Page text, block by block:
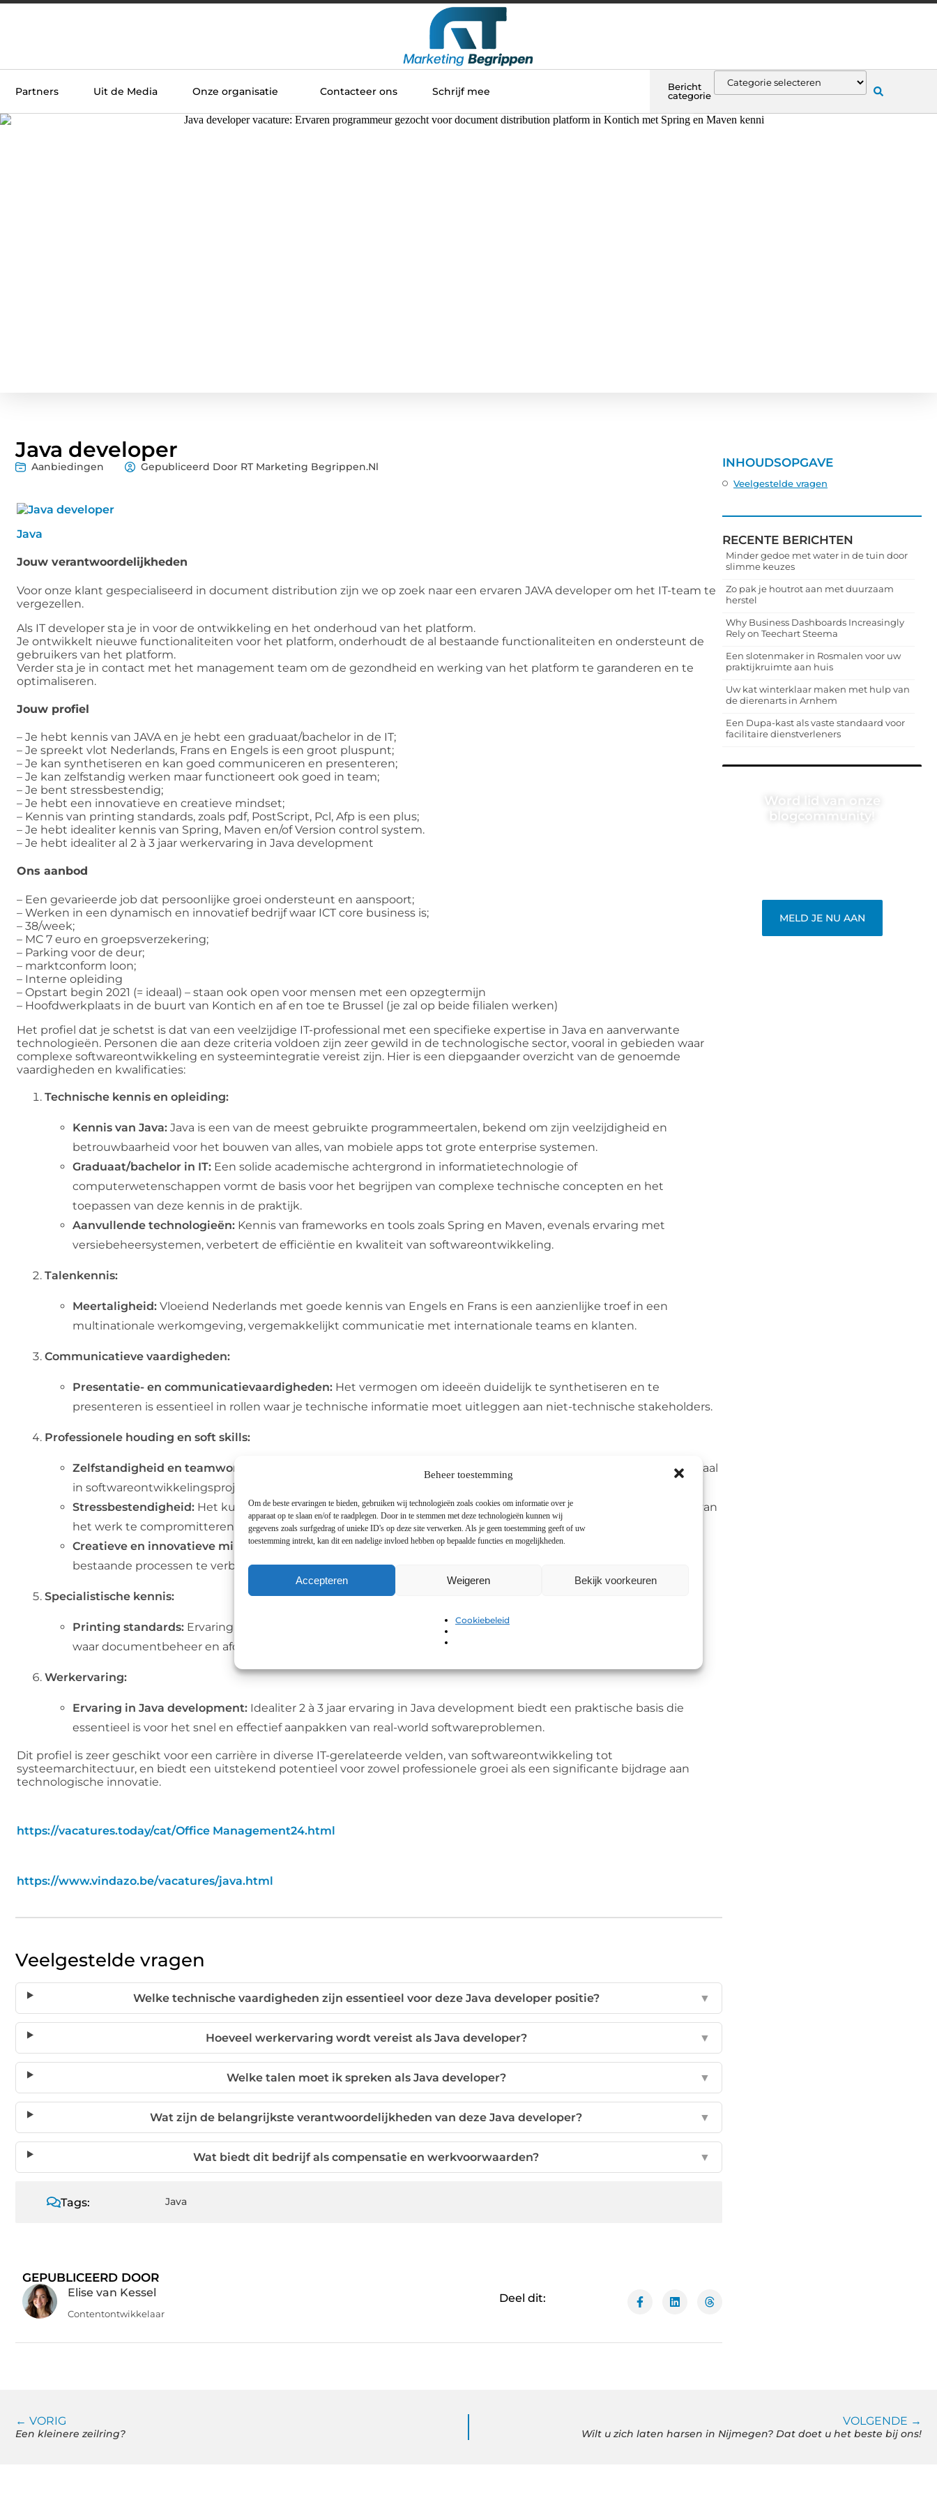
Beheer toestemming
Om de beste ervaringen te bieden, gebruiken wij technologieën zoals cookies om informatie over je
apparaat op te slaan en/of te raadplegen. Door in te stemmen met deze technologieën kunnen wij
gegevens zoals surfgedrag of unieke ID's op deze site verwerken. Als je geen toestemming geeft of uw
toestemming intrekt, kan dit een nadelige invloed hebben op bepaalde functies en mogelijkheden.
Accepteren Weigeren Bekijk voorkeuren
Cookiebeleid
Partners Uit de Media Onze organisatie Contacteer ons Schrijf mee
Bericht
categorie
Java developer
Aanbiedingen Gepubliceerd Door RT Marketing Begrippen.nl
Java
Jouw verantwoordelijkheden
Voor onze klant gespecialiseerd in document distribution zijn we op zoek naar een ervaren JAVA developer om het IT-team te
vergezellen.
Als IT developer sta je in voor de ontwikkeling en het onderhoud van het platform.
Je ontwikkelt nieuwe functionaliteiten voor het platform, onderhoudt de al bestaande functionaliteiten en ondersteunt de
gebruikers van het platform.
Verder sta je in contact met het management team om de gezondheid en werking van het platform te garanderen en te
optimaliseren.
Jouw profiel
– Je hebt kennis van JAVA en je hebt een graduaat/bachelor in de IT;
– Je spreekt vlot Nederlands, Frans en Engels is een groot pluspunt;
– Je kan synthetiseren en kan goed communiceren en presenteren;
– Je kan zelfstandig werken maar functioneert ook goed in team;
– Je bent stressbestendig;
– Je hebt een innovatieve en creatieve mindset;
– Kennis van printing standards, zoals pdf, PostScript, Pcl, Afp is een plus;
– Je hebt idealiter kennis van Spring, Maven en/of Version control system.
– Je hebt idealiter al 2 à 3 jaar werkervaring in Java development
Ons aanbod
– Een gevarieerde job dat persoonlijke groei ondersteunt en aanspoort;
– Werken in een dynamisch en innovatief bedrijf waar ICT core business is;
– 38/week;
– MC 7 euro en groepsverzekering;
– Parking voor de deur;
– marktconform loon;
– Interne opleiding
– Opstart begin 2021 (= ideaal) – staan ook open voor mensen met een opzegtermijn
– Hoofdwerkplaats in de buurt van Kontich en af en toe te Brussel (je zal op beide filialen werken)
Het profiel dat je schetst is dat van een veelzijdige IT-professional met een specifieke expertise in Java en aanverwante
technologieën. Personen die aan deze criteria voldoen zijn zeer gewild in de technologische sector, vooral in gebieden waar
complexe softwareontwikkeling en systeemintegratie vereist zijn. Hier is een diepgaander overzicht van de genoemde
vaardigheden en kwalificaties:
Technische kennis en opleiding:
Kennis van Java: Java is een van de meest gebruikte programmeertalen, bekend om zijn veelzijdigheid en
betrouwbaarheid voor het bouwen van alles, van mobiele apps tot grote enterprise systemen.
Graduaat/bachelor in IT: Een solide academische achtergrond in informatietechnologie of
computerwetenschappen vormt de basis voor het begrijpen van complexe technische concepten en het
toepassen van deze kennis in de praktijk.
Aanvullende technologieën: Kennis van frameworks en tools zoals Spring en Maven, evenals ervaring met
versiebeheersystemen, verbetert de efficiëntie en kwaliteit van softwareontwikkeling.
Talenkennis:
Meertaligheid: Vloeiend Nederlands met goede kennis van Engels en Frans is een aanzienlijke troef in een
multinationale werkomgeving, vergemakkelijkt communicatie met internationale teams en klanten.
Communicatieve vaardigheden:
Presentatie- en communicatievaardigheden: Het vermogen om ideeën duidelijk te synthetiseren en te
presenteren is essentieel in rollen waar je technische informatie moet uitleggen aan niet-technische stakeholders.
Professionele houding en soft skills:
Zelfstandigheid en teamwork:
Het vermogen om zowel zelfstandig als binnen een team te functioneren is cruciaal
in softwareontwikkelingsprojecten waarbij zelfinitiatief en samenwerking beide waardevol zijn.
Stressbestendigheid: Het kunnen omgaan met strakke deadlines en complexe problemen zonder de kwaliteit van
het werk te compromitteren.
Creatieve en innovatieve mindset:De bereidheid en het vermogen om nieuwe oplossingen te bedenken en
bestaande processen te verbeteren, zijn belangrijk in een snel evoluerende industrie.
Specialistische kennis:
Printing standards: Ervaring met afdrukstandaarden zoals PDF, PostScript, PCL, en AFP is nuttig in omgevingen
waar documentbeheer en afdrukoplossingen een rol spelen.
Werkervaring:
Ervaring in Java development: Idealiter 2 à 3 jaar ervaring in Java development biedt een praktische basis die
essentieel is voor het snel en effectief aanpakken van real-world softwareproblemen.
Dit profiel is zeer geschikt voor een carrière in diverse IT-gerelateerde velden, van softwareontwikkeling tot
systeemarchitectuur, en biedt een uitstekend potentieel voor zowel professionele groei als een significante bijdrage aan
technologische innovatie.
https://vacatures.today/cat/Office Management24.html
https://www.vindazo.be/vacatures/java.html
Veelgestelde vragen
Welke technische vaardigheden zijn essentieel voor deze Java developer positie? ▼
Hoeveel werkervaring wordt vereist als Java developer? ▼
Welke talen moet ik spreken als Java developer? ▼
Wat zijn de belangrijkste verantwoordelijkheden van deze Java developer? ▼
Wat biedt dit bedrijf als compensatie en werkvoorwaarden? ▼
Tags: Java
GEPUBLICEERD DOOR
Elise van Kessel
Contentontwikkelaar
Deel dit:
INHOUDSOPGAVE
Veelgestelde vragen
RECENTE BERICHTEN
Minder gedoe met water in de tuin door
slimme keuzes
Zo pak je houtrot aan met duurzaam
herstel
Why Business Dashboards Increasingly
Rely on Teechart Steema
Een slotenmaker in Rosmalen voor uw
praktijkruimte aan huis
Uw kat winterklaar maken met hulp van
de dierenarts in Arnhem
Een Dupa-kast als vaste standaard voor
facilitaire dienstverleners
Word lid van onze
blogcommunity!
MELD JE NU AAN
← VORIG
Een kleinere zeilring?
VOLGENDE →
Wilt u zich laten harsen in Nijmegen? Dat doet u het beste bij ons!